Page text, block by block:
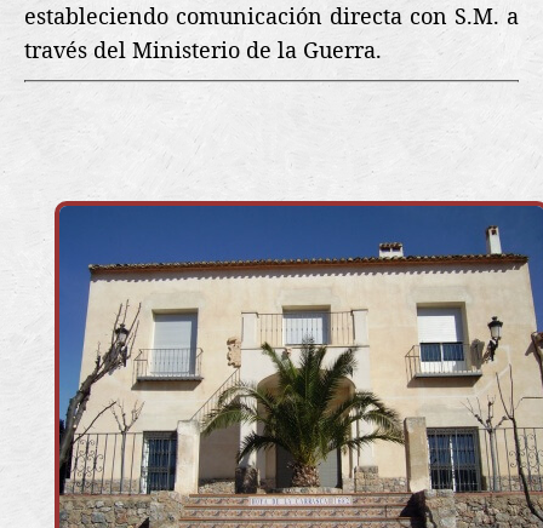
estableciendo comunicación directa con S.M. a
través del Ministerio de la Guerra.